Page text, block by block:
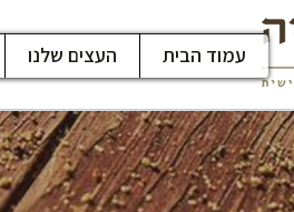
עמוד הבית העצים שלנו